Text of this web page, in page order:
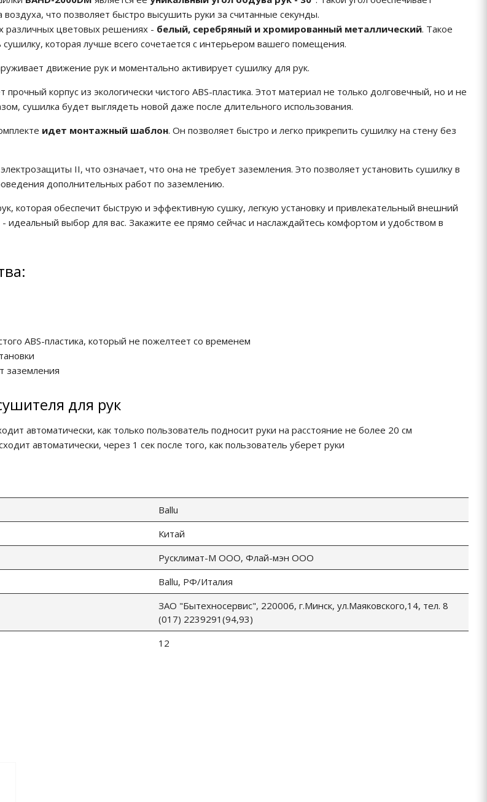
что позволяет быстро высушить руки за считанные секунды.
различных цветовых решениях - белый, серебряный и хромированный металлический. Такое
которая лучше всего сочетается с интерьером вашего помещения.
движение рук и моментально активирует сушилку для рук.
прочный корпус из экологически чистого ABS-пластика. Этот материал не только долговечный, но и не
сушилка будет выглядеть новой даже после длительного использования.
идет монтажный шаблон. Он позволяет быстро и легко прикрепить сушилку на стену без
II, что означает, что она не требует заземления. Это позволяет установить сушилку в
дополнительных работ по заземлению.
которая обеспечит быструю и эффективную сушку, легкую установку и привлекательный внешний
- идеальный выбор для вас. Закажите ее прямо сейчас и наслаждайтесь комфортом и удобством в
ABS-пластика, который не пожелтеет со временем
заземления
для рук
автоматически, как только пользователь подносит руки на расстояние не более 20 см
автоматически, через 1 сек после того, как пользователь уберет руки
Ballu
Китай
Русклимат-М ООО, Флай-мэн ООО
Ballu, РФ/Италия
ЗАО "Бытехносервис", 220006, г.Минск, ул.Маяковского,14, тел. 8
(017) 2239291(94,93)
12